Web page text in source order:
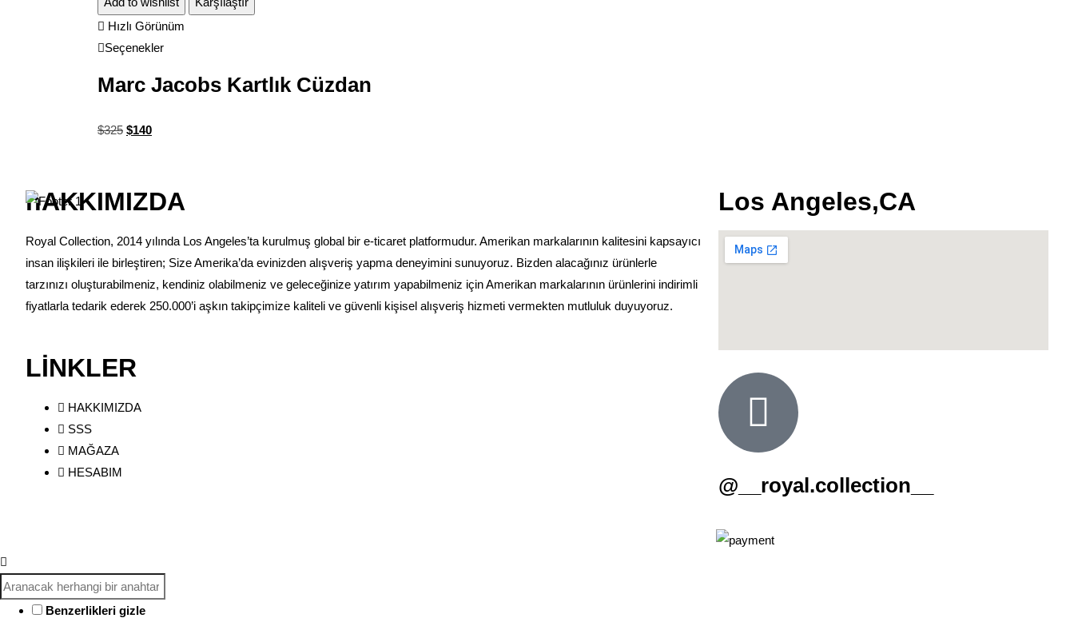
Hızlı Görünüm
Seçenekler
Marc Jacobs Kartlık Cüzdan
$325 $140
hAKKIMIZDA
Royal Collection, 2014 yılında Los Angeles’ta kurulmuş global bir e-ticaret platformudur. Amerikan markalarının kalitesini kapsayıcı
insan ilişkileri ile birleştiren; Size Amerika’da evinizden alışveriş yapma deneyimini sunuyoruz. Bizden alacağınız ürünlerle
tarzınızı oluşturabilmeniz, kendiniz olabilmeniz ve geleceğinize yatırım yapabilmeniz için Amerikan markalarının ürünlerini indirimli
fiyatlarla tedarik ederek 250.000’i aşkın takipçimize kaliteli ve güvenli kişisel alışveriş hizmeti vermekten mutluluk duyuyoruz.
LİNKLER
HAKKIMIZDA
SSS
MAĞAZA
HESABIM
Los Angeles,CA
@__royal.collection__
Benzerlikleri gizle